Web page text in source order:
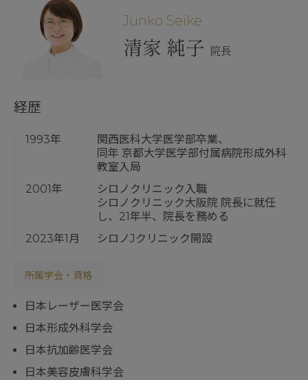
Junko Seike
清家 純子 院長
経歴
1993年
関西医科大学医学部卒業、
同年 京都大学医学部付属病院形成外科
教室入局
2001年
シロノクリニック入職
シロノクリニック大阪院 院長に就任
し、21年半、院長を務める
2023年1月
シロノJクリニック開設
所属学会・資格
日本レーザー医学会
日本形成外科学会
日本抗加齢医学会
日本美容皮膚科学会